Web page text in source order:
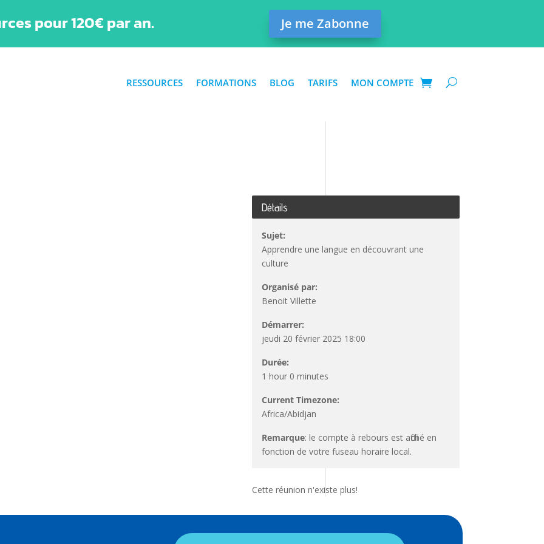
pour 120€ par an. Je me Zabonne
RESSOURCES FORMATIONS BLOG TARIFS MON COMPTE
Détails
Sujet:
Apprendre une langue en découvrant une
culture
Organisé par:
Benoit Villette
Démarrer:
jeudi 20 février 2025 18:00
Durée:
1 hour 0 minutes
Current Timezone:
Africa/Abidjan
Remarque: le compte à rebours est affiché en
fonction de votre fuseau horaire local.
Cette réunion n'existe plus!